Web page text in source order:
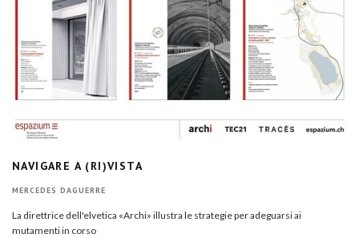
NAVIGARE A (RI)VISTA
MERCEDES DAGUERRE
La direttrice dell'elvetica «Archi» illustra le strategie per adeguarsi ai
mutamenti in corso